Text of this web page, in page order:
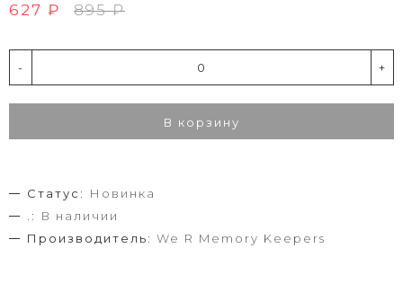
627 ₽ 895 ₽
- +
В корзину
Статус:
Новинка
.:
В наличии
Производитель: We R Memory Keepers